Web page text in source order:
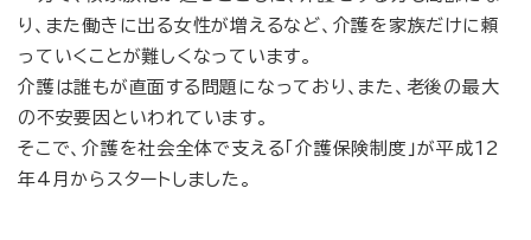
り、また働きに出る女性が増えるなど、介護を家族だけに頼
っていくことが難しくなっています。
介護は誰もが直面する問題になっており、また、老後の最大
の不安要因といわれています。
そこで、介護を社会全体で支える「介護保険制度」が平成12
年4月からスタートしました。